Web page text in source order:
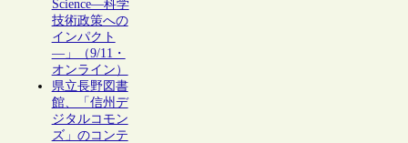
Science―科学
技術政策への
インパクト
―」（9/11・
オンライン）
県立長野図書
館、「信州デ
ジタルコモン
ズ」のコンテ